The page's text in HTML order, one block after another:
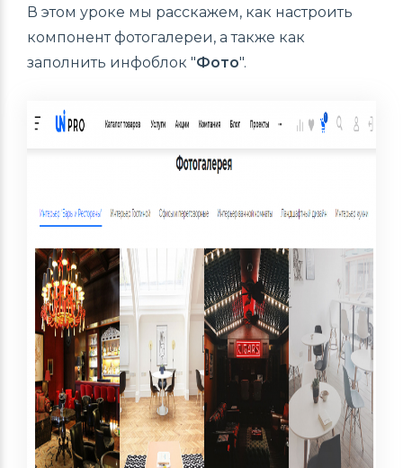
В этом уроке мы расскажем, как настроить
компонент фотогалереи, а также как
заполнить инфоблок "Фото".